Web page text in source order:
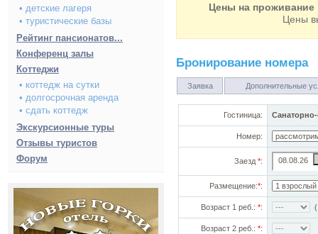
• детские лагеря
• туристические базы
Рейтинг пансионатов...
Конференц залы
Коттеджи
• коттедж на сутки
• долгосрочная аренда
• сдать коттедж
Экскурсионные туры
Отзывы туристов
Форум
Цены на проживание
Цены
Бронирование номера
Заявка Дополнительные
Гостиница:
Номер:
Заезд *:
Размещение:*:
Возраст 1 реб.: *:
Возраст 2 реб.: *: